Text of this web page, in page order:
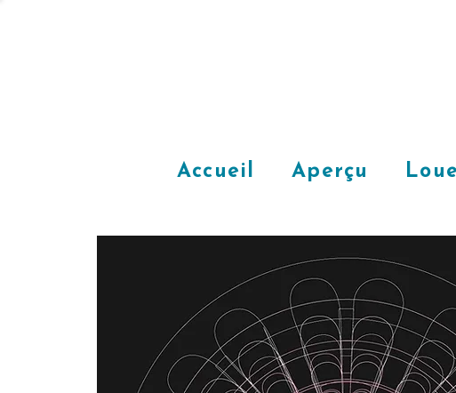
Accueil Aperçu